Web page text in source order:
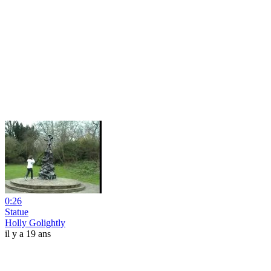
0:26
Statue
Holly Golightly
il y a 19 ans